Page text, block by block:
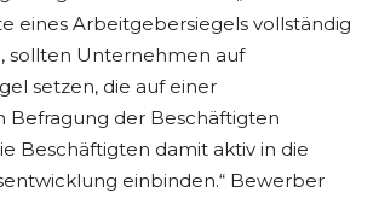
eines Arbeitgebersiegels vollständig
sollten Unternehmen auf
setzen, die auf einer
Befragung der Beschäftigten
Beschäftigten damit aktiv in die
einbinden.“ Bewerber